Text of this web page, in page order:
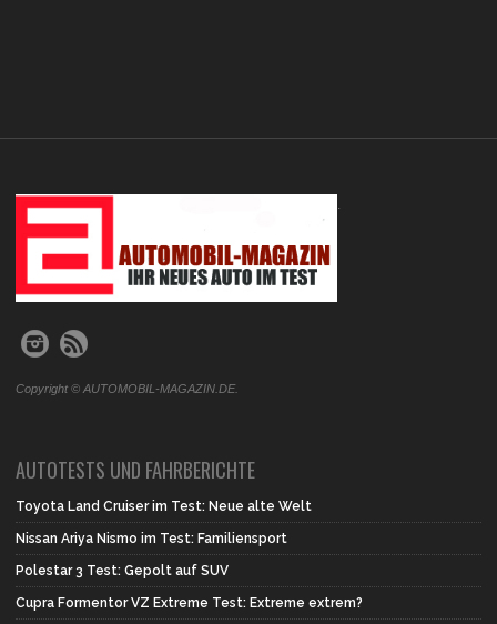
.
Copyright © AUTOMOBIL-MAGAZIN.DE.
AUTOTESTS UND FAHRBERICHTE
Toyota Land Cruiser im Test: Neue alte Welt
Nissan Ariya Nismo im Test: Familiensport
Polestar 3 Test: Gepolt auf SUV
Cupra Formentor VZ Extreme Test: Extreme extrem?